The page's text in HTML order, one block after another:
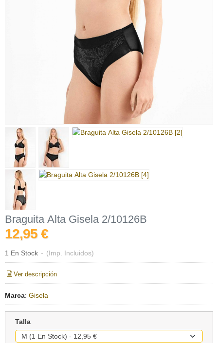
Braguita Alta Gisela 2/10126B
12,95 €
1 En Stock - (Imp. Incluidos)
Ver descripción
Marca: Gisela
Talla